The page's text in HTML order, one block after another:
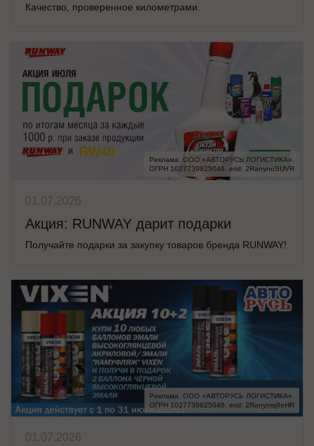
Качество, проверенное километрами.
Реклама. ООО «АВТОРУСЬ ЛОГИСТИКА».
ОГРН 1027739825046. erid: 2RanynuSUVR
01.07.2026
Акция: RUNWAY дарит подарки
Получайте подарки за закупку товаров бренда RUNWAY!
Реклама. ООО «АВТОРУСЬ ЛОГИСТИКА».
ОГРН 1027739825046. erid: 2Ranymq8eHR
01.07.2026